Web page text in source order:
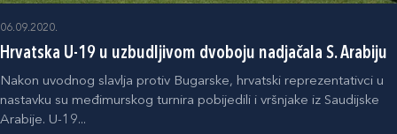
06.09.2020.
Hrvatska U-19 u uzbudljivom dvoboju nadjačala S. Arabiju
Nakon uvodnog slavlja protiv Bugarske, hrvatski reprezentativci u
nastavku su međimurskog turnira pobijedili i vršnjake iz Saudijske
Arabije. U-19...